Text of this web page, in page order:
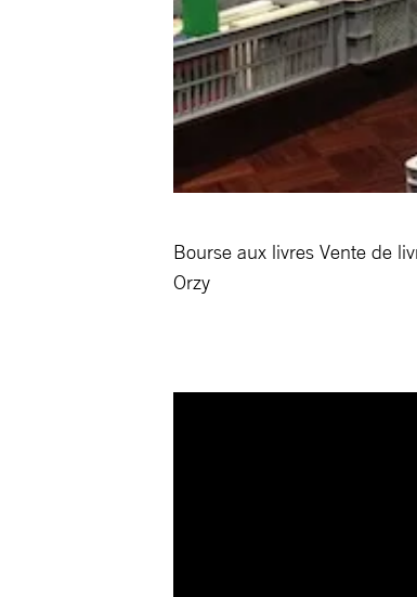
Bourse aux livres Vente de
Orzy